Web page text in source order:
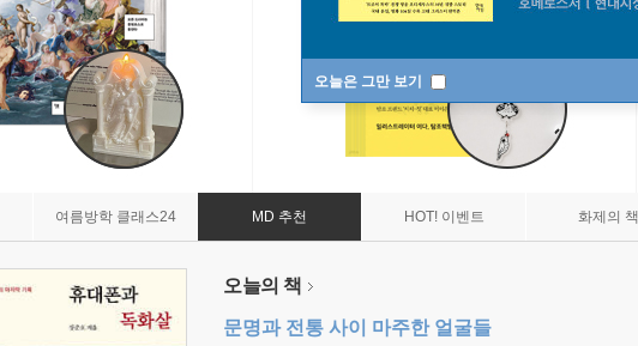
오늘은 그만 보기
여름방학 클래스24 MD 추천 HOT! 이벤트 화제의 책
오늘의 책
문명과 전통 사이 마주한 얼굴들